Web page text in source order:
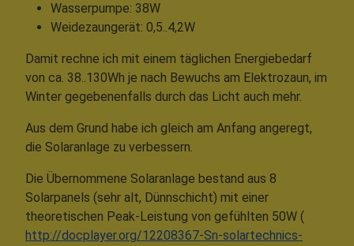
Wasserpumpe: 38W
Weidezaungerät: 0,5..4,2W
Damit rechne ich mit einem täglichen Energiebedarf
von ca. 38..130Wh je nach Bewuchs am Elektrozaun, im
Winter gegebenenfalls durch das Licht auch mehr.
Aus dem Grund habe ich gleich am Anfang angeregt,
die Solaranlage zu verbessern.
Die Übernommene Solaranlage bestand aus 8
Solarpanels (sehr alt, Dünnschicht) mit einer
theoretischen Peak-Leistung von gefühlten 50W (
http://docplayer.org/12208367-Sn-solartechnics-